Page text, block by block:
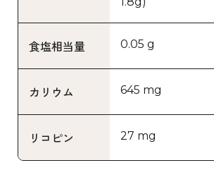
食塩相当量 0.05 g
カリウム 645 mg
リコピン 27 mg